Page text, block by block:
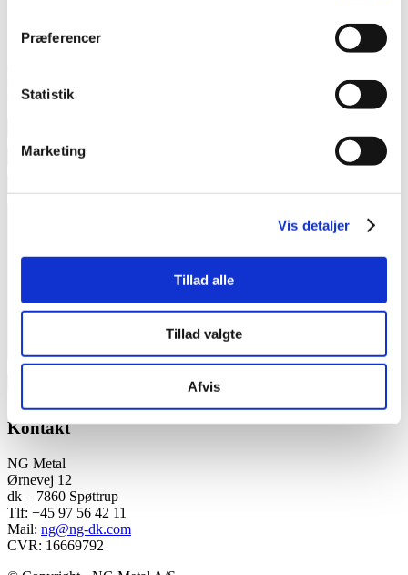
Præferencer
Statistik
Marketing
Vis detaljer
Tillad alle
Tillad valgte
Afvis
Skriv en kommentar
Feel free to contribute!
Kontakt
NG Metal
Ørnevej 12
dk – 7860 Spøttrup
Tlf: +45 97 56 42 11
Mail: ng@ng-dk.com
CVR: 16669792